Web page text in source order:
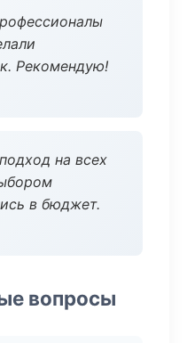
Рекомендую!
на всех
в бюджет.
вопросы